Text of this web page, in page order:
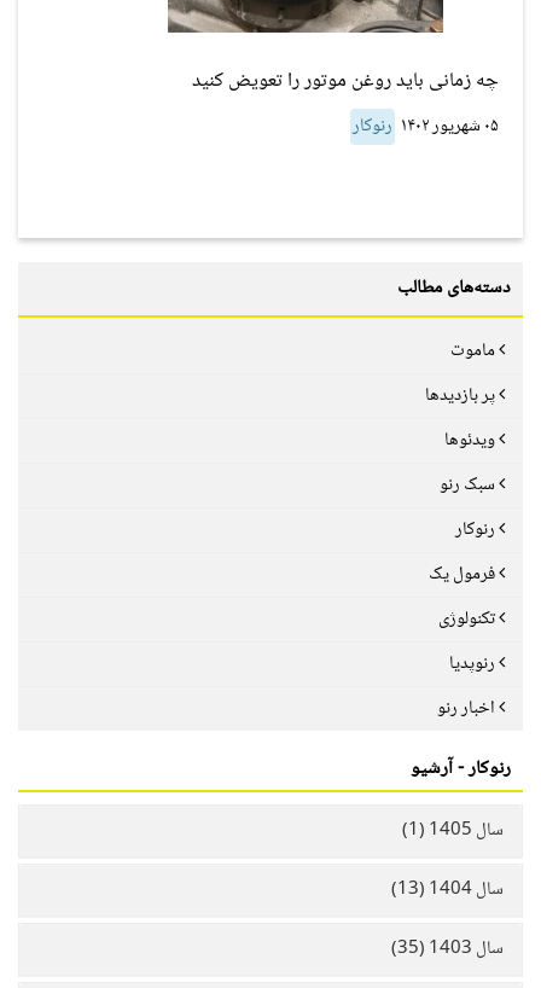
چه زمانی باید روغن موتور را تعویض کنید
۰۵ شهریور ۱۴۰۲ رنوکار
دسته‌های مطالب
ماموت
پر بازدیدها
ویدئوها
سبک رنو
رنوکار
فرمول یک
تکنولوژی
رنوپدیا
اخبار رنو
رنوکار - آرشیو
سال 1405 (1)
سال 1404 (13)
سال 1403 (35)